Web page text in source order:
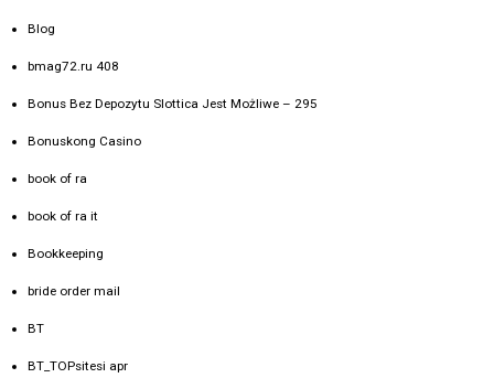
Blog
bmag72.ru 408
Bonus Bez Depozytu Slottica Jest Możliwe – 295
Bonuskong Casino
book of ra
book of ra it
Bookkeeping
bride order mail
BT
BT_TOPsitesi apr